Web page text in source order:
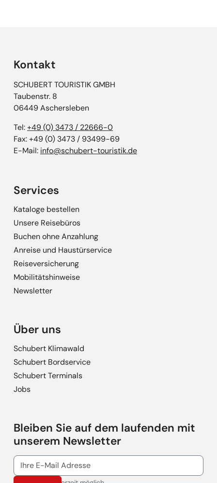
Kontakt
SCHUBERT TOURISTIK GMBH
Taubenstr. 8
06449 Aschersleben
Tel:+49 (0) 3473 / 22666-0
Fax: +49 (0) 3473 / 93499-69
E-Mail: info@schubert-touristik.de
Services
Kataloge bestellen
Unsere Reisebüros
Buchen ohne Anzahlung
Anreise und Haustürservice
Reiseversicherung
Mobilitätshinweise
Newsletter
Über uns
Schubert Klimawald
Schubert Bordservice
Schubert Terminals
Jobs
Bleiben Sie auf dem laufenden mit
unserem Newsletter